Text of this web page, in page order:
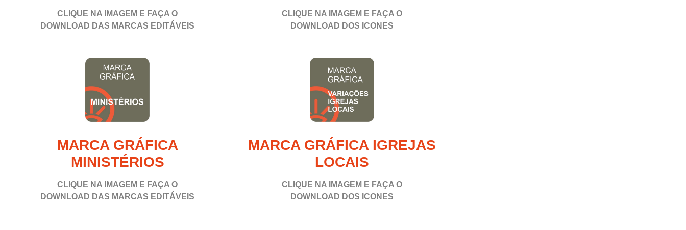
CLIQUE NA IMAGEM E FAÇA O
DOWNLOAD DAS MARCAS EDITÁVEIS
CLIQUE NA IMAGEM E FAÇA O
DOWNLOAD DOS ICONES
MARCA GRÁFICA
MINISTÉRIOS
CLIQUE NA IMAGEM E FAÇA O
DOWNLOAD DAS MARCAS EDITÁVEIS
MARCA GRÁFICA IGREJAS
LOCAIS
CLIQUE NA IMAGEM E FAÇA O
DOWNLOAD DOS ICONES